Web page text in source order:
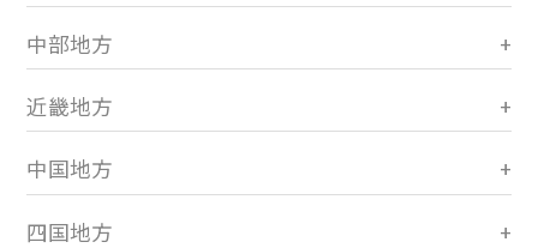
中部地方
近畿地方
中国地方
四国地方